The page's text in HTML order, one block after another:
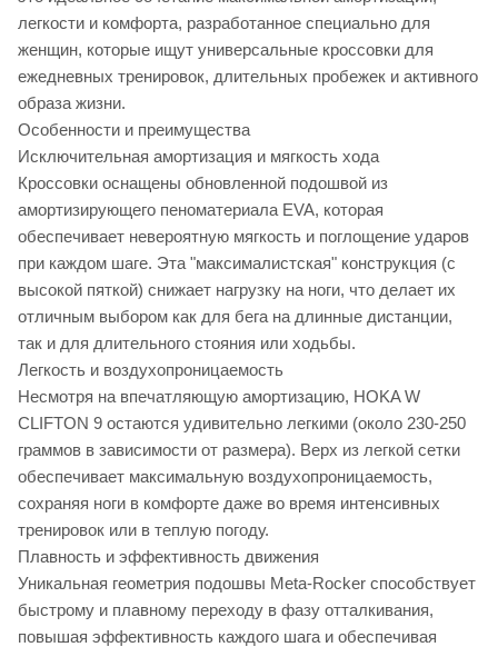
легкости и комфорта, разработанное специально для
женщин, которые ищут универсальные кроссовки для
ежедневных тренировок, длительных пробежек и активного
образа жизни.
Особенности и преимущества
Исключительная амортизация и мягкость хода
Кроссовки оснащены обновленной подошвой из
амортизирующего пеноматериала EVA, которая
обеспечивает невероятную мягкость и поглощение ударов
при каждом шаге. Эта "максималистская" конструкция (с
высокой пяткой) снижает нагрузку на ноги, что делает их
отличным выбором как для бега на длинные дистанции,
так и для длительного стояния или ходьбы.
Легкость и воздухопроницаемость
Несмотря на впечатляющую амортизацию, HOKA W
CLIFTON 9 остаются удивительно легкими (около 230-250
граммов в зависимости от размера). Верх из легкой сетки
обеспечивает максимальную воздухопроницаемость,
сохраняя ноги в комфорте даже во время интенсивных
тренировок или в теплую погоду.
Плавность и эффективность движения
Уникальная геометрия подошвы Meta-Rocker способствует
быстрому и плавному переходу в фазу отталкивания,
повышая эффективность каждого шага и обеспечивая